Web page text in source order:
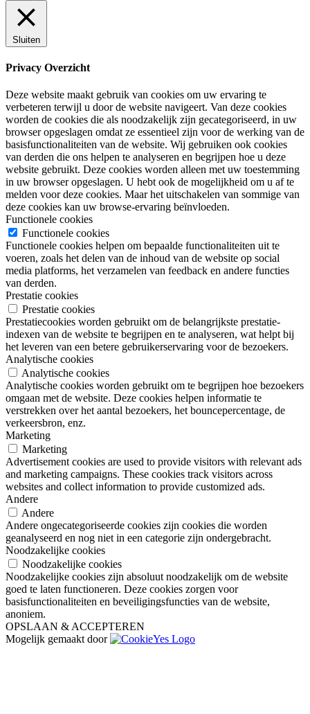
Sluiten
Privacy Overzicht
Deze website maakt gebruik van cookies om uw ervaring te
verbeteren terwijl u door de website navigeert. Van deze cookies
worden de cookies die als noodzakelijk zijn gecategoriseerd, in uw
browser opgeslagen omdat ze essentieel zijn voor de werking van de
basisfunctionaliteiten van de website. Wij gebruiken ook cookies
van derden die ons helpen te analyseren en begrijpen hoe u deze
website gebruikt. Deze cookies worden alleen met uw toestemming
in uw browser opgeslagen. U hebt ook de mogelijkheid om u af te
melden voor deze cookies. Maar het uitschakelen van sommige van
deze cookies kan uw browse-ervaring beïnvloeden.
Functionele cookies
Functionele cookies
Functionele cookies helpen om bepaalde functionaliteiten uit te
voeren, zoals het delen van de inhoud van de website op social
media platforms, het verzamelen van feedback en andere functies
van derden.
Prestatie cookies
Prestatie cookies
Prestatiecookies worden gebruikt om de belangrijkste prestatie-
indexen van de website te begrijpen en te analyseren, wat helpt bij
het leveren van een betere gebruikerservaring voor de bezoekers.
Analytische cookies
Analytische cookies
Analytische cookies worden gebruikt om te begrijpen hoe bezoekers
omgaan met de website. Deze cookies helpen informatie te
verstrekken over het aantal bezoekers, het bouncepercentage, de
verkeersbron, enz.
Marketing
Marketing
Advertisement cookies are used to provide visitors with relevant ads
and marketing campaigns. These cookies track visitors across
websites and collect information to provide customized ads.
Andere
Andere
Andere ongecategoriseerde cookies zijn cookies die worden
geanalyseerd en nog niet in een categorie zijn ondergebracht.
Noodzakelijke cookies
Noodzakelijke cookies
Noodzakelijke cookies zijn absoluut noodzakelijk om de website
goed te laten functioneren. Deze cookies zorgen voor
basisfunctionaliteiten en beveiligingsfuncties van de website,
anoniem.
OPSLAAN & ACCEPTEREN
Mogelijk gemaakt door